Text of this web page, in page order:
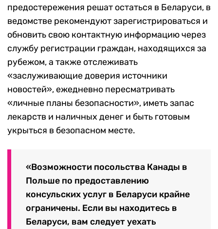
предостережения решат остаться в Беларуси, в
ведомстве рекомендуют зарегистрироваться и
обновить свою контактную информацию через
службу регистрации граждан, находящихся за
рубежом, а также отслеживать
«заслуживающие доверия источники
новостей», ежедневно пересматривать
«личные планы безопасности», иметь запас
лекарств и наличных денег и быть готовым
укрыться в безопасном месте.
«Возможности посольства Канады в
Польше по предоставлению
консульских услуг в Беларуси крайне
ограничены. Если вы находитесь в
Беларуси, вам следует уехать